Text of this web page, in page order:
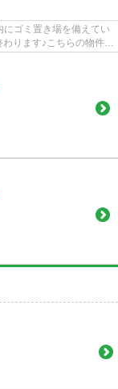
ゴミ置き場を備えてい
ります♪こちらの物件は